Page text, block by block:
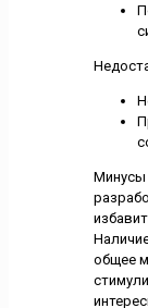
Минусы
общее